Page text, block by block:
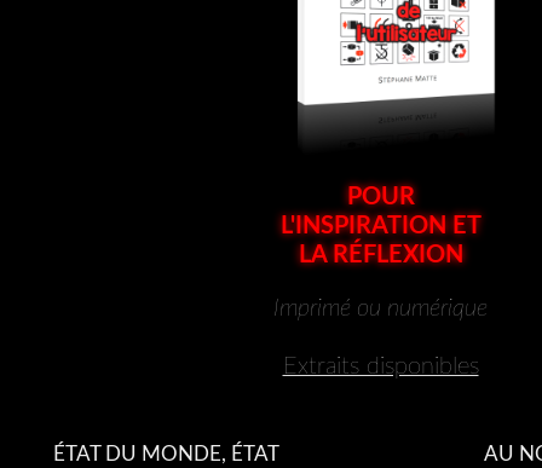
POUR
L'INSPIRATION ET
LA RÉFLEXION
Imprimé ou numérique
Extraits disponibles
ÉTAT DU MONDE, ÉTAT AU